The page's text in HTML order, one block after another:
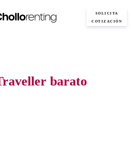
SOLICITA
COTIZACIÓN
barato